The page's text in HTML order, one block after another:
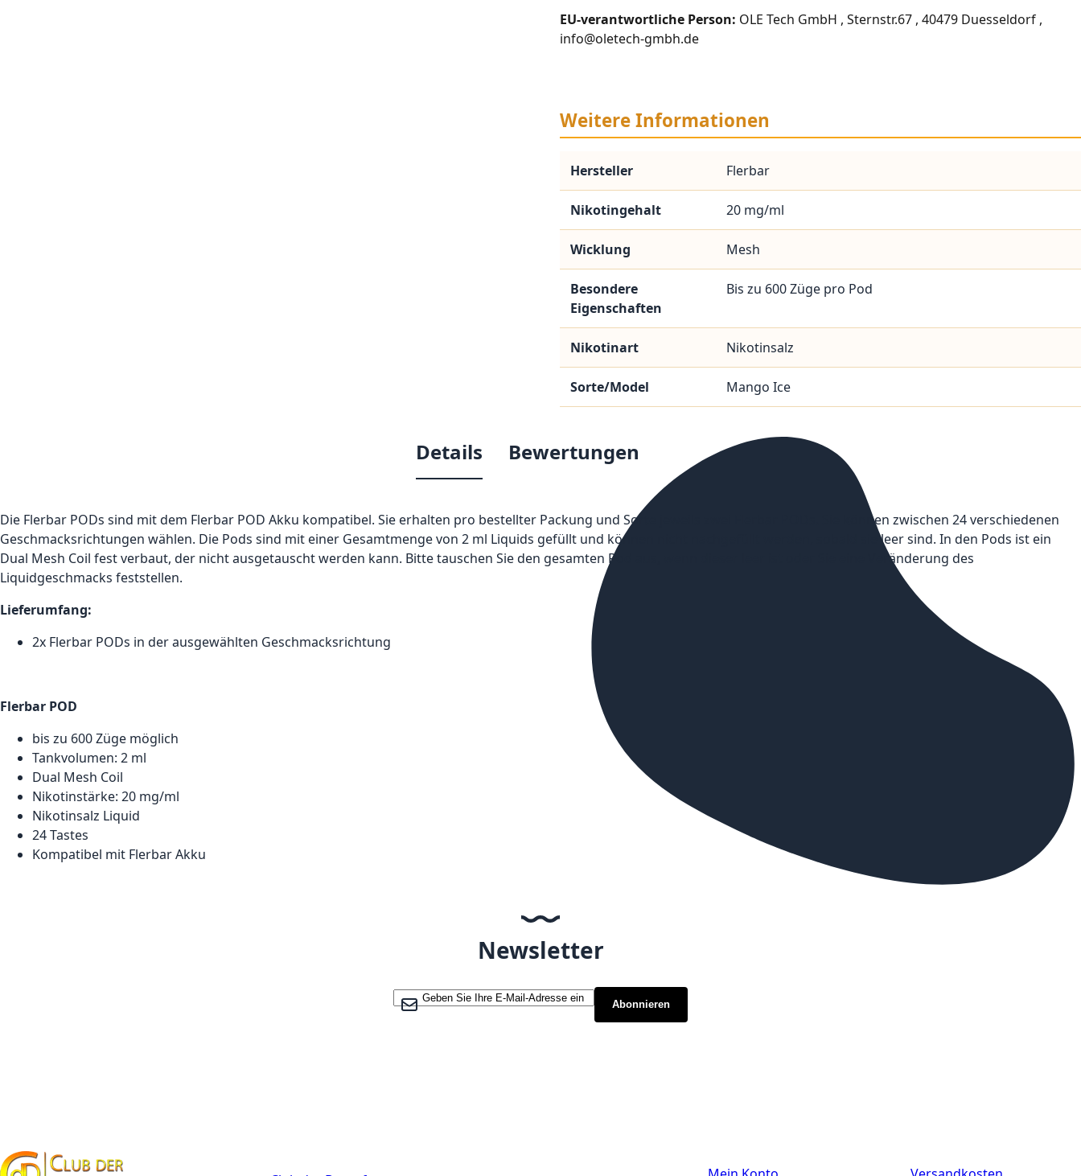
EU-verantwortliche Person: OLE Tech GmbH , Sternstr.67 , 40479 Duesseldorf ,
info@oletech-gmbh.de
Weitere Informationen
Hersteller Flerbar
Nikotingehalt 20 mg/ml
Wicklung Mesh
Besondere
Eigenschaften
Bis zu 600 Züge pro Pod
Nikotinart Nikotinsalz
Sorte/Model Mango Ice
Details
Die Flerbar PODs sind mit dem Flerbar POD Akku kompatibel. Sie erhalten pro bestellter Packung und Sorte jeweils zwei Flerbar PODs. Sie können zwischen 24 verschiedenen
Geschmacksrichtungen wählen. Die Pods sind mit einer Gesamtmenge von 2 ml Liquids gefüllt und können nicht nachgefüllt werden, sobald sie leer sind. In den Pods ist ein
Dual Mesh Coil fest verbaut, der nicht ausgetauscht werden kann. Bitte tauschen Sie den gesamten Pod aus, wenn dieser leer ist oder Sie eine Veränderung des
Liquidgeschmacks feststellen.
Lieferumfang:
2x Flerbar PODs in der ausgewählten Geschmacksrichtung
Flerbar POD
bis zu 600 Züge möglich
Tankvolumen: 2 ml
Dual Mesh Coil
Nikotinstärke: 20 mg/ml
Nikotinsalz Liquid
24 Tastes
Kompatibel mit Flerbar Akku
Bewertungen
Newsletter
Melden Sie sich für unseren Newsletter an:
Abonnieren